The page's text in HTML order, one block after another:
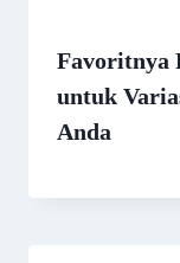
Favoritnya
untuk
Anda